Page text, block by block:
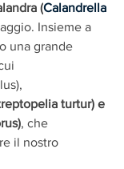
(Calandrella
Insieme a
una grande
turtur) e
, che
il nostro